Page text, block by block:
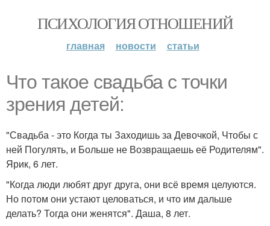
ПСИХОЛОГИЯ ОТНОШЕНИЙ
главная новости статьи
Что такое свадьба с точки
зрения детей:
"Свадьба - это Когда ты Заходишь за Девочкой, Чтобы с
ней Погулять, и Больше не Возвращаешь её Родителям".
Ярик, 6 лет.
"Когда люди любят друг друга, они всё время целуются.
Но потом они устают целоваться, и что им дальше
делать? Тогда они женятся". Даша, 8 лет.